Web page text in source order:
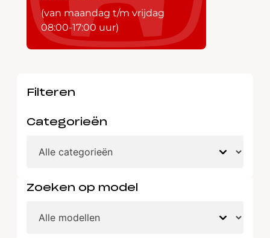
(van maandag t/m vrijdag
08:00-17:00 uur)
Filteren
Categorieën
Zoeken op model